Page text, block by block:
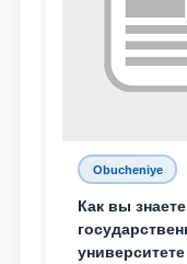
Obucheniye
Как вы